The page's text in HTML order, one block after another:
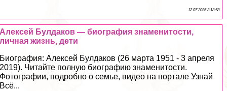
12 07 2026 3:18:58
Алексей Булдаков — биография знаменитости,
личная жизнь, дети
Биография: Алексей Булдаков (26 марта 1951 - 3 апреля
2019). Читайте полную биографию знаменитости.
Фотографии, подробно о семье, видео на портале Узнай
Всё...